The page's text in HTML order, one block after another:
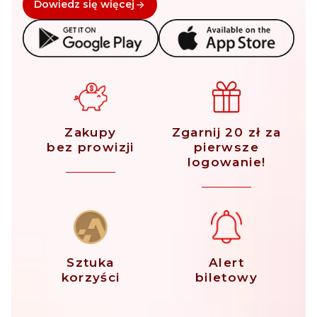
Dowiedz się więcej
Zakupy
bez prowizji
Zgarnij 20 zł za
pierwsze
logowanie!
Sztuka
korzyści
Alert
biletowy